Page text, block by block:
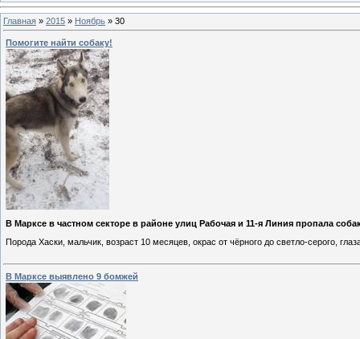
Главная » 2015 » Ноябрь » 30
Помогите найти собаку!
В Марксе в частном секторе в районе улиц Рабочая и 11-я Линия пропала
Порода Хаски, мальчик, возраст 10 месяцев, окрас от чёрного до светло-серого,
В Марксе выявлено 9 бомжей